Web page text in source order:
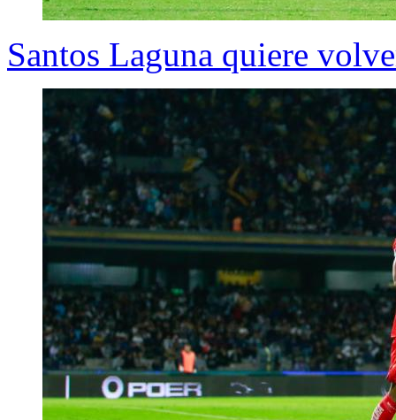
Santos Laguna quiere